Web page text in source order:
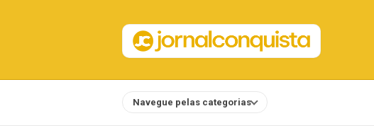
Navegue pelas categorias